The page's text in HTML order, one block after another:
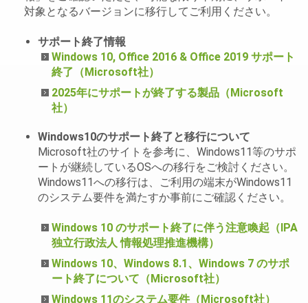
対象となるバージョンに移行してご利用ください。
サポート終了情報
Windows 10, Office 2016 & Office 2019 サポート
終了（Microsoft社）
2025年にサポートが終了する製品（Microsoft
社）
Windows10のサポート終了と移行について
Microsoft社のサイトを参考に、Windows11等のサポ
ートが継続しているOSへの移行をご検討ください。
Windows11への移行は、ご利用の端末がWindows11
のシステム要件を満たすか事前にご確認ください。
Windows 10 のサポート終了に伴う注意喚起（IPA
独立行政法人 情報処理推進機構）
Windows 10、Windows 8.1、Windows 7 のサポ
ート終了について（Microsoft社）
Windows 11のシステム要件（Microsoft社）